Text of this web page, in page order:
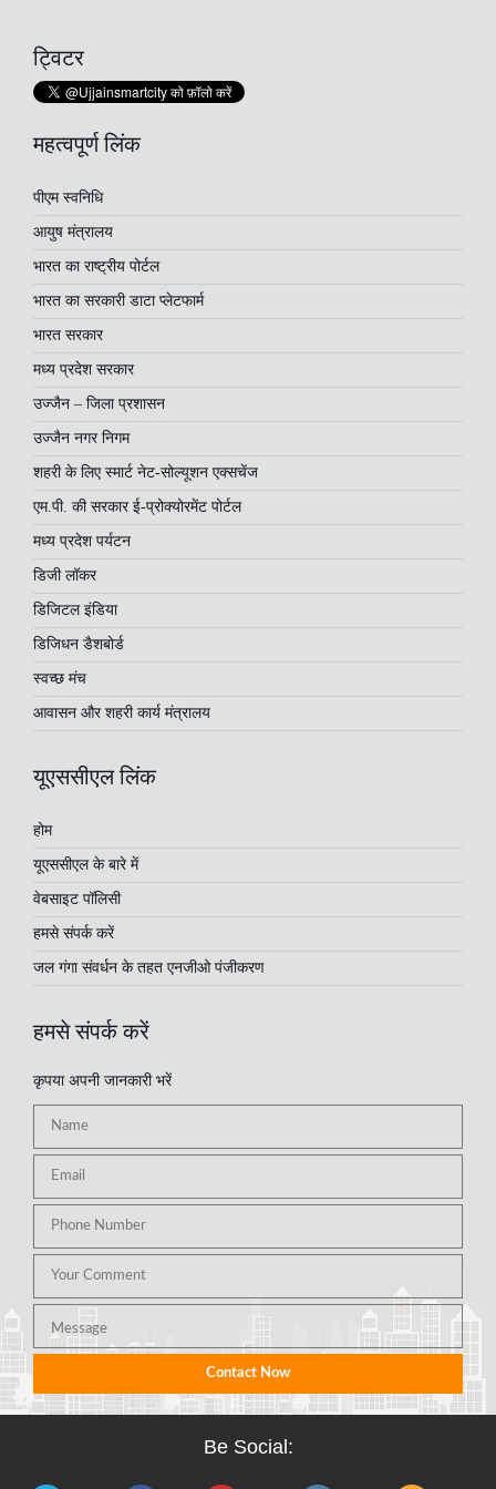
ट्विटर
महत्वपूर्ण लिंक
पीएम स्वनिधि
आयुष मंत्रालय
भारत का राष्ट्रीय पोर्टल
भारत का सरकारी डाटा प्लेटफार्म
भारत सरकार
मध्य प्रदेश सरकार
उज्जैन – जिला प्रशासन
उज्जैन नगर निगम
शहरी के लिए स्मार्ट नेट-सोल्यूशन एक्सचेंज
एम.पी. की सरकार ई-प्रोक्योरमेंट पोर्टल
मध्य प्रदेश पर्यटन
डिजी लॉकर
डिजिटल इंडिया
डिजिधन डैशबोर्ड
स्वच्छ मंच
आवासन और शहरी कार्य मंत्रालय
यूएससीएल लिंक
होम
यूएससीएल के बारे में
वेबसाइट पॉलिसी
हमसे संपर्क करें
जल गंगा संवर्धन के तहत एनजीओ पंजीकरण
हमसे संपर्क करें
कृपया अपनी जानकारी भरें
Be Social: